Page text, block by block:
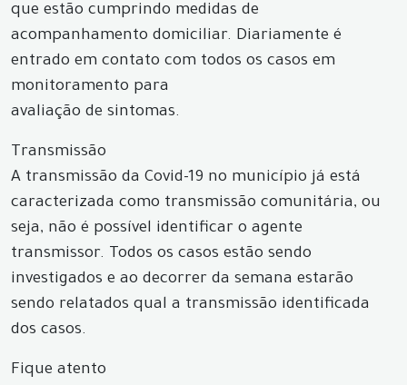
que estão cumprindo medidas de
acompanhamento domiciliar. Diariamente é
entrado em contato com todos os casos em
monitoramento para
avaliação de sintomas.
Transmissão
A transmissão da Covid-19 no município já está
caracterizada como transmissão comunitária, ou
seja, não é possível identificar o agente
transmissor. Todos os casos estão sendo
investigados e ao decorrer da semana estarão
sendo relatados qual a transmissão identificada
dos casos.
Fique atento